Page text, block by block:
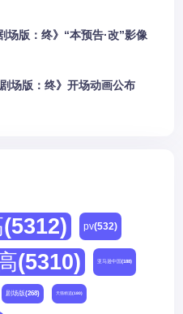
场版：终》“本预告·改”影像
场版：终》开场动画公布
(5312) pv(532)
(5310) 亚马逊中国(188)
剧场版(268) 天猫精选(180)